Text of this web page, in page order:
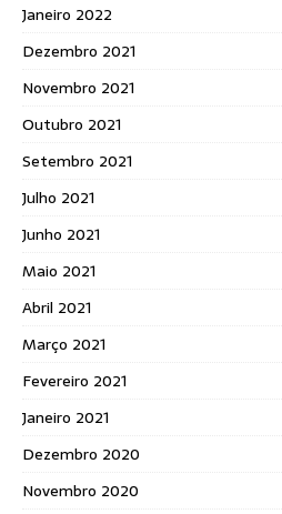
Janeiro 2022
Dezembro 2021
Novembro 2021
Outubro 2021
Setembro 2021
Julho 2021
Junho 2021
Maio 2021
Abril 2021
Março 2021
Fevereiro 2021
Janeiro 2021
Dezembro 2020
Novembro 2020